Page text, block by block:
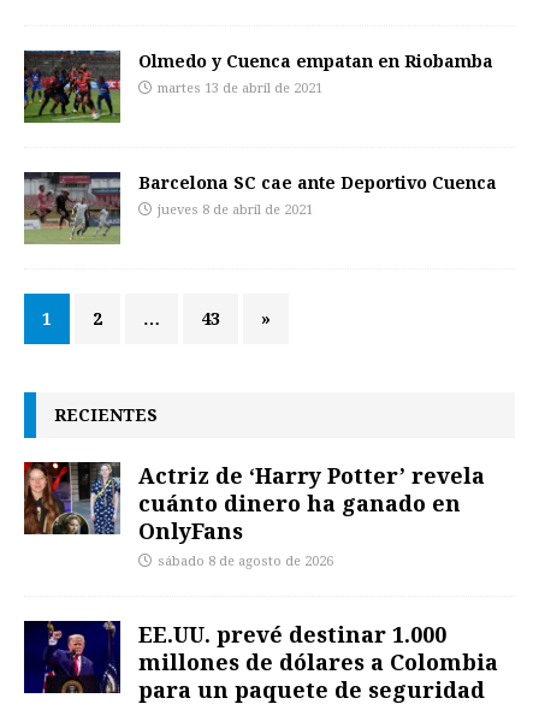
Olmedo y Cuenca empatan en Riobamba
martes 13 de abril de 2021
Barcelona SC cae ante Deportivo Cuenca
jueves 8 de abril de 2021
1 2 … 43 »
RECIENTES
Actriz de ‘Harry Potter’ revela
cuánto dinero ha ganado en
OnlyFans
sábado 8 de agosto de 2026
EE.UU. prevé destinar 1.000
millones de dólares a Colombia
para un paquete de seguridad